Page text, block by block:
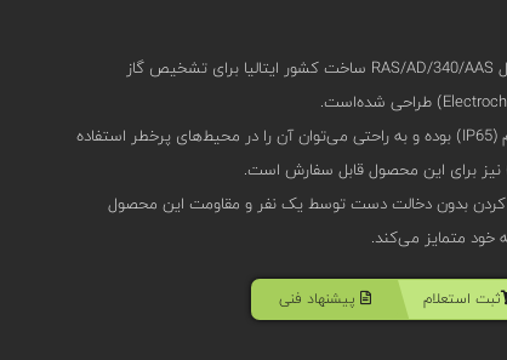
دتکتور گاز اوجیونی (Oggioni) RAS-AD مدل RAS/AD/340/AAS ساخت کشور ایتالیا برای تشخیص گاز
این محصول دارای بدنه‌‌ی آلومینیومی مقاوم (IP65) بوده و به راحتی می‌توان آن‌ را در محیط‌های پرخطر استفاده
کردن بدون دخالت دست توسط یک نفر و مقاومت این محصول
خود متمایز می‌کند.
ثبت استعلام پیشنهاد فنی